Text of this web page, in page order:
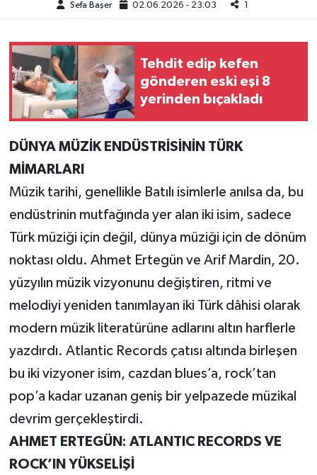
Sefa Başer 02.06.2026 - 23:03 1
Tehdit edip kefen
gönderen eski eşi 8
yerinden bıçakladı
DÜNYA MÜZİK ENDÜSTRİSİNİN TÜRK
MİMARLARI
Müzik tarihi, genellikle Batılı isimlerle anılsa da, bu
endüstrinin mutfağında yer alan iki isim, sadece
Türk müziği için değil, dünya müziği için de dönüm
noktası oldu. Ahmet Ertegün ve Arif Mardin, 20.
yüzyılın müzik vizyonunu değiştiren, ritmi ve
melodiyi yeniden tanımlayan iki Türk dâhisi olarak
modern müzik literatürüne adlarını altın harflerle
yazdırdı. Atlantic Records çatısı altında birleşen
bu iki vizyoner isim, cazdan blues’a, rock’tan
pop’a kadar uzanan geniş bir yelpazede müzikal
devrim gerçekleştirdi.
AHMET ERTEGÜN: ATLANTIC RECORDS VE
ROCK’IN YÜKSELİŞİ
Teknoloji
Yaşam
KAHRAMANMARAŞ